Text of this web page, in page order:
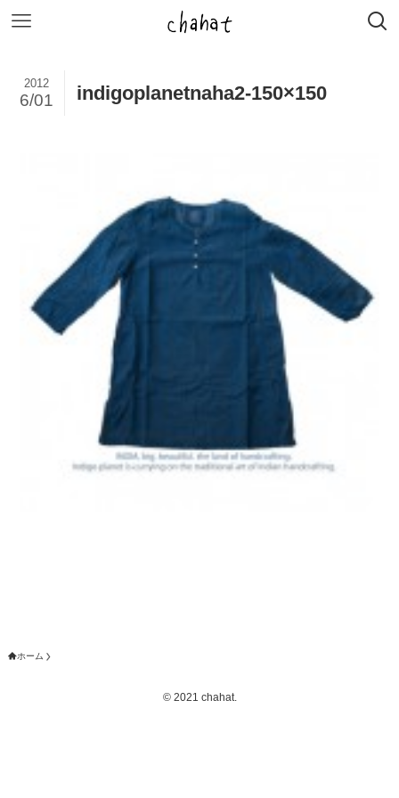
indigoplanetnaha2-150×150
2012
6/01
ホーム
©2021 chahat.